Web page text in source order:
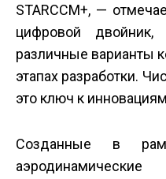
STAR­CCM+, —
цифровой
различные варианты
этапах разработки.
это ключ к
Созданные в